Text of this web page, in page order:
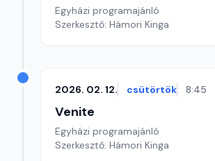
Egyházi programajánló
Szerkesztő: Hámori Kinga
2026. 02. 12. csütörtök 8:45
Venite
Egyházi programajánló
Szerkesztő: Hámori Kinga